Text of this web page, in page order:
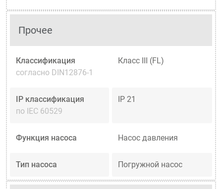
Прочее
Классификация
согласно DIN12876-1
Класс III (FL)
IP классификация
по IEC 60529
IP 21
Функция насоса Насос давления
Тип насоса Погружной насос